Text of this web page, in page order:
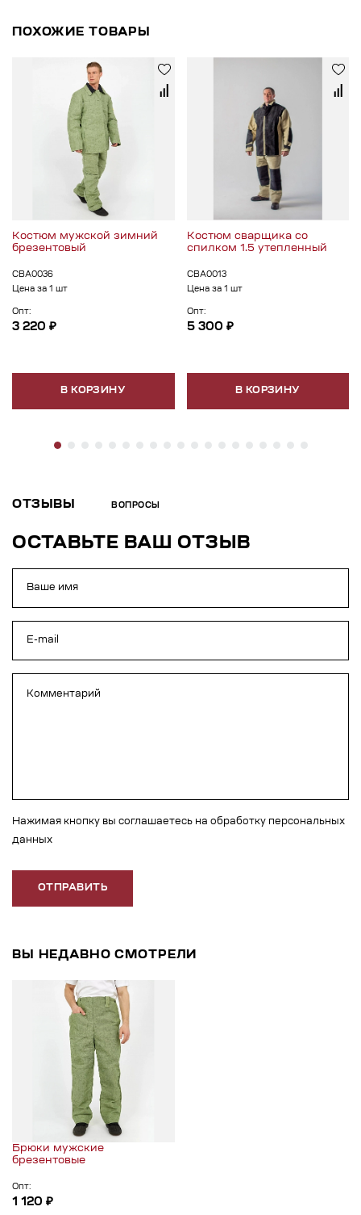
ПОХОЖИЕ ТОВАРЫ
Костюм мужской зимний
брезентовый
СВА0036
Цена за 1 шт
Опт:
3 220 ₽
В КОРЗИНУ
Костюм сварщика со
спилком 1.5 утепленный
СВА0013
Цена за 1 шт
Опт:
5 300 ₽
В КОРЗИНУ
ОТЗЫВЫ ВОПРОСЫ
ОСТАВЬТЕ ВАШ ОТЗЫВ
Нажимая кнопку вы соглашаетесь на обработку персональных
данных
ОТПРАВИТЬ
ВЫ НЕДАВНО СМОТРЕЛИ
Брюки мужские
брезентовые
Опт:
1 120 ₽